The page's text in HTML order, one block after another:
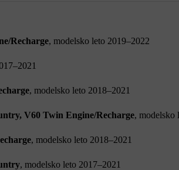
Recharge, modelsko leto 2019–2022
, modelsko leto 2018–2021
V60 Twin Engine/Recharge, modelsko
, modelsko leto 2018–2021
, modelsko leto 2017–2021